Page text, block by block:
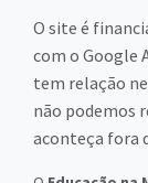
O site é
com o Google
tem relação
não podemos
aconteça fora